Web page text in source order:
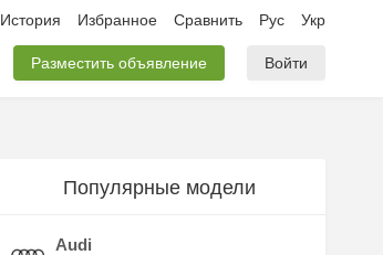
История Избранное Сравнить Рус Укр
Разместить объявление Войти
Популярные модели
Audi